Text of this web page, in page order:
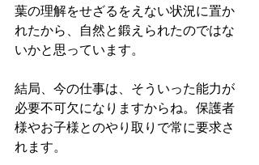
葉の理解をせざるをえない状況に置か
れたから、自然と鍛えられたのではな
いかと思っています。
結局、今の仕事は、そういった能力が
必要不可欠になりますからね。保護者
様やお子様とのやり取りで常に要求さ
れます。